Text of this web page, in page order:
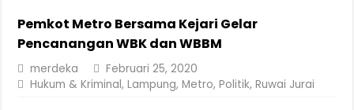
Jasa Raharja Jamin Seluruh Korban Kebakaran KM Mutiara
Gelar Audiensi, Jasa Raharja dan Kementerian PANRB Perkuat
Berkontribusi terhadap Keselamatan dan Mobilitas Masyarakat,
Pemkot Metro Bersama Kejari Gelar
Pencanangan WBK dan WBBM
merdeka
Februari 25, 2020
Hukum & Kriminal,Lampung,Metro,Politik,Ruwai Jurai